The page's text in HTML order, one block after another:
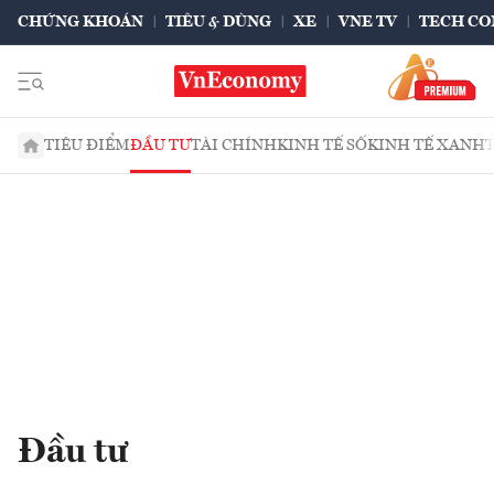
CHỨNG KHOÁN TIÊU & DÙNG XE VNE TV TECH
TIÊU ĐIỂMĐẦU TƯTÀI CHÍNHKINH TẾ SỐKINH TẾ XANH
Đầu tư